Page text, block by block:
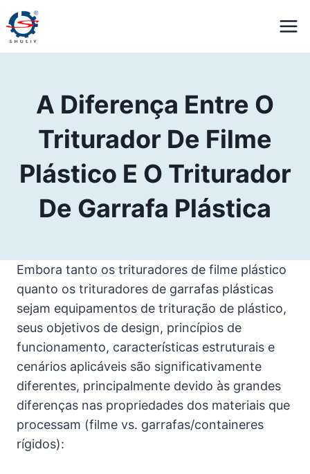
Pular
para
A Diferença Entre O
Triturador De Filme
Plástico E O Triturador
De Garrafa Plástica
Embora tanto os trituradores de filme plástico
quanto os trituradores de garrafas plásticas
sejam equipamentos de trituração de plástico,
seus objetivos de design, princípios de
funcionamento, características estruturais e
cenários aplicáveis são significativamente
diferentes, principalmente devido às grandes
diferenças nas propriedades dos materiais que
processam (filme vs. garrafas/containeres
rígidos):